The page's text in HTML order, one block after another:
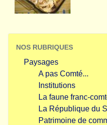
NOS RUBRIQUES
Paysages
A pas Comté...
Institutions
La faune franc-
La République du
Patrimoine de